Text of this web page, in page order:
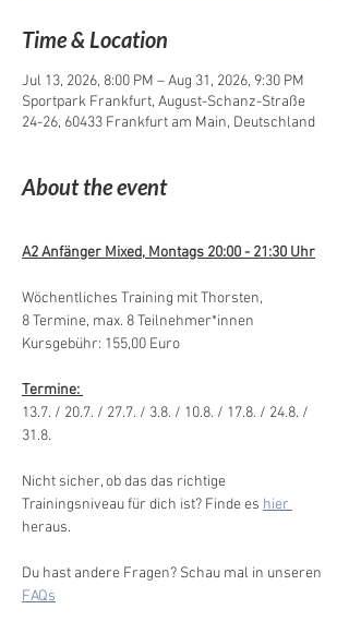
Time & Location
Jul 13, 2026, 8:00 PM – Aug 31, 2026, 9:30 PM
Sportpark Frankfurt, August-Schanz-Straße
24-26, 60433 Frankfurt am Main, Deutschland
About the event
A2 Anfänger Mixed, Montags 20:00 - 21:30 Uhr
Wöchentliches Training mit Thorsten,
8 Termine, max. 8 Teilnehmer*innen
Kursgebühr: 155,00 Euro
Termine:
13.7. / 20.7. / 27.7. / 3.8. / 10.8. / 17.8. / 24.8. /
31.8.
Nicht sicher, ob das das richtige
Trainingsniveau für dich ist? Finde es hier
heraus.
Du hast andere Fragen? Schau mal in unseren
FAQs